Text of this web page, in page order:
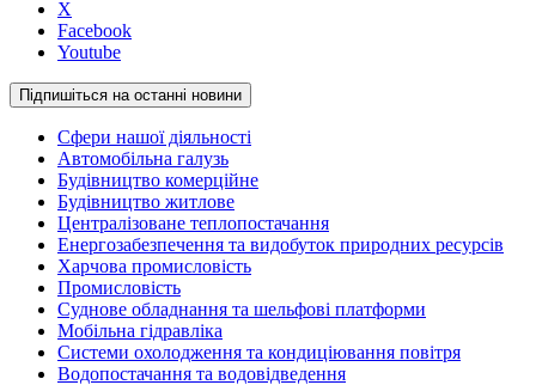
X
Facebook
Youtube
Підпишіться на останні новини
Сфери нашої діяльності
Автомобільна галузь
Будівництво комерційне
Будівництво житлове
Централізоване теплопостачання
Енергозабезпечення та видобуток природних ресурсів
Харчова промисловість
Промисловість
Суднове обладнання та шельфові платформи
Мобільна гідравліка
Системи охолодження та кондиціювання повітря
Водопостачання та водовідведення